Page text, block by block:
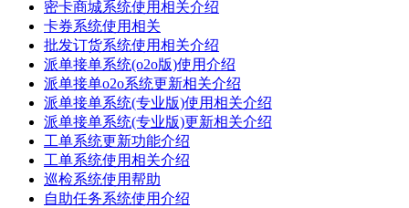
密卡商城系统使用相关介绍
卡券系统使用相关
批发订货系统使用相关介绍
派单接单系统(o2o版)使用介绍
派单接单o2o系统更新相关介绍
派单接单系统(专业版)使用相关介绍
派单接单系统(专业版)更新相关介绍
工单系统更新功能介绍
工单系统使用相关介绍
巡检系统使用帮助
自助任务系统使用介绍